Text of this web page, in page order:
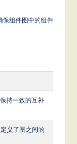
保组件图中的组件
持一致的互补
义了图之间的